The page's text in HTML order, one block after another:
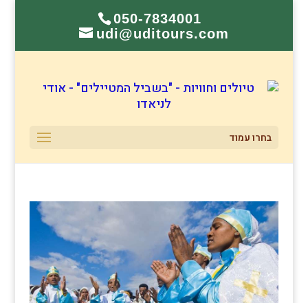
050-7834001
udi@uditours.com
בחרו עמוד